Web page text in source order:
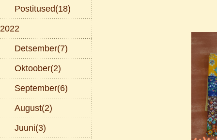
Postitused(18)
2022
Detsember(7)
Oktoober(2)
September(6)
August(2)
Juuni(3)